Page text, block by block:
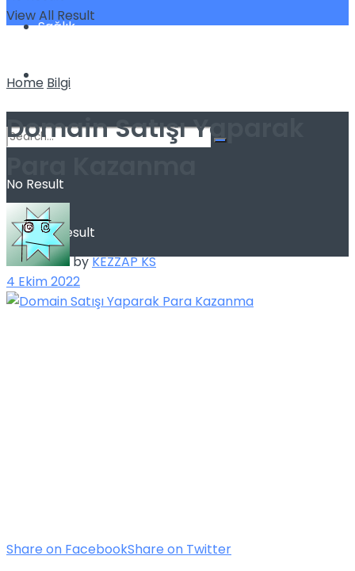
Sağlık
Spor
No Result
View All Result
View All Result
Home Bilgi
Domain Satışı Yaparak
byKEZZAP KS
4 Ekim 2022
Share on FacebookShare on Twitter